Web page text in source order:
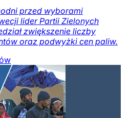
przed wyborami
lider Partii Zielonych
zwiększenie liczby
oraz podwyżki cen paliw.